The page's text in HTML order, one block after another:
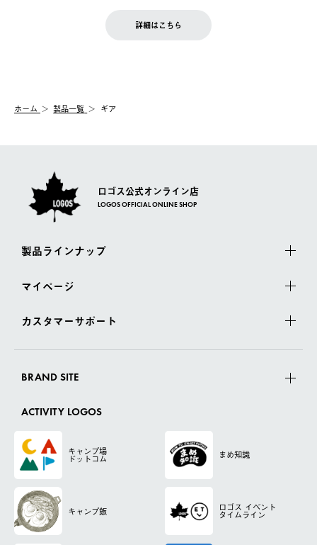
【配送業者】
佐川急便にて配送されます。
お客様都合の返品にかかる送料は、お客様ご負担とさせていただ
一度お手元の商品を返品いただき、ご希望商品を再注文してくだ
LOGOS FAMILY会員の方は、会員マイページ内 購入履歴画面に
詳細はこちら
ホーム 製品一覧 ギア
ロゴス公式オンライン店
LOGOS OFFICIAL ONLINE SHOP
製品ラインナップ
マイページ
カスタマーサポート
BRAND SITE
ACTIVITY LOGOS
キャンプ場
ドットコム まめ知識
キャンプ飯 ロゴス イベント
タイムライン